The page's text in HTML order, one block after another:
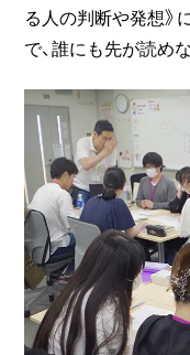
る人の判断や発想》
で、誰にも先が読め